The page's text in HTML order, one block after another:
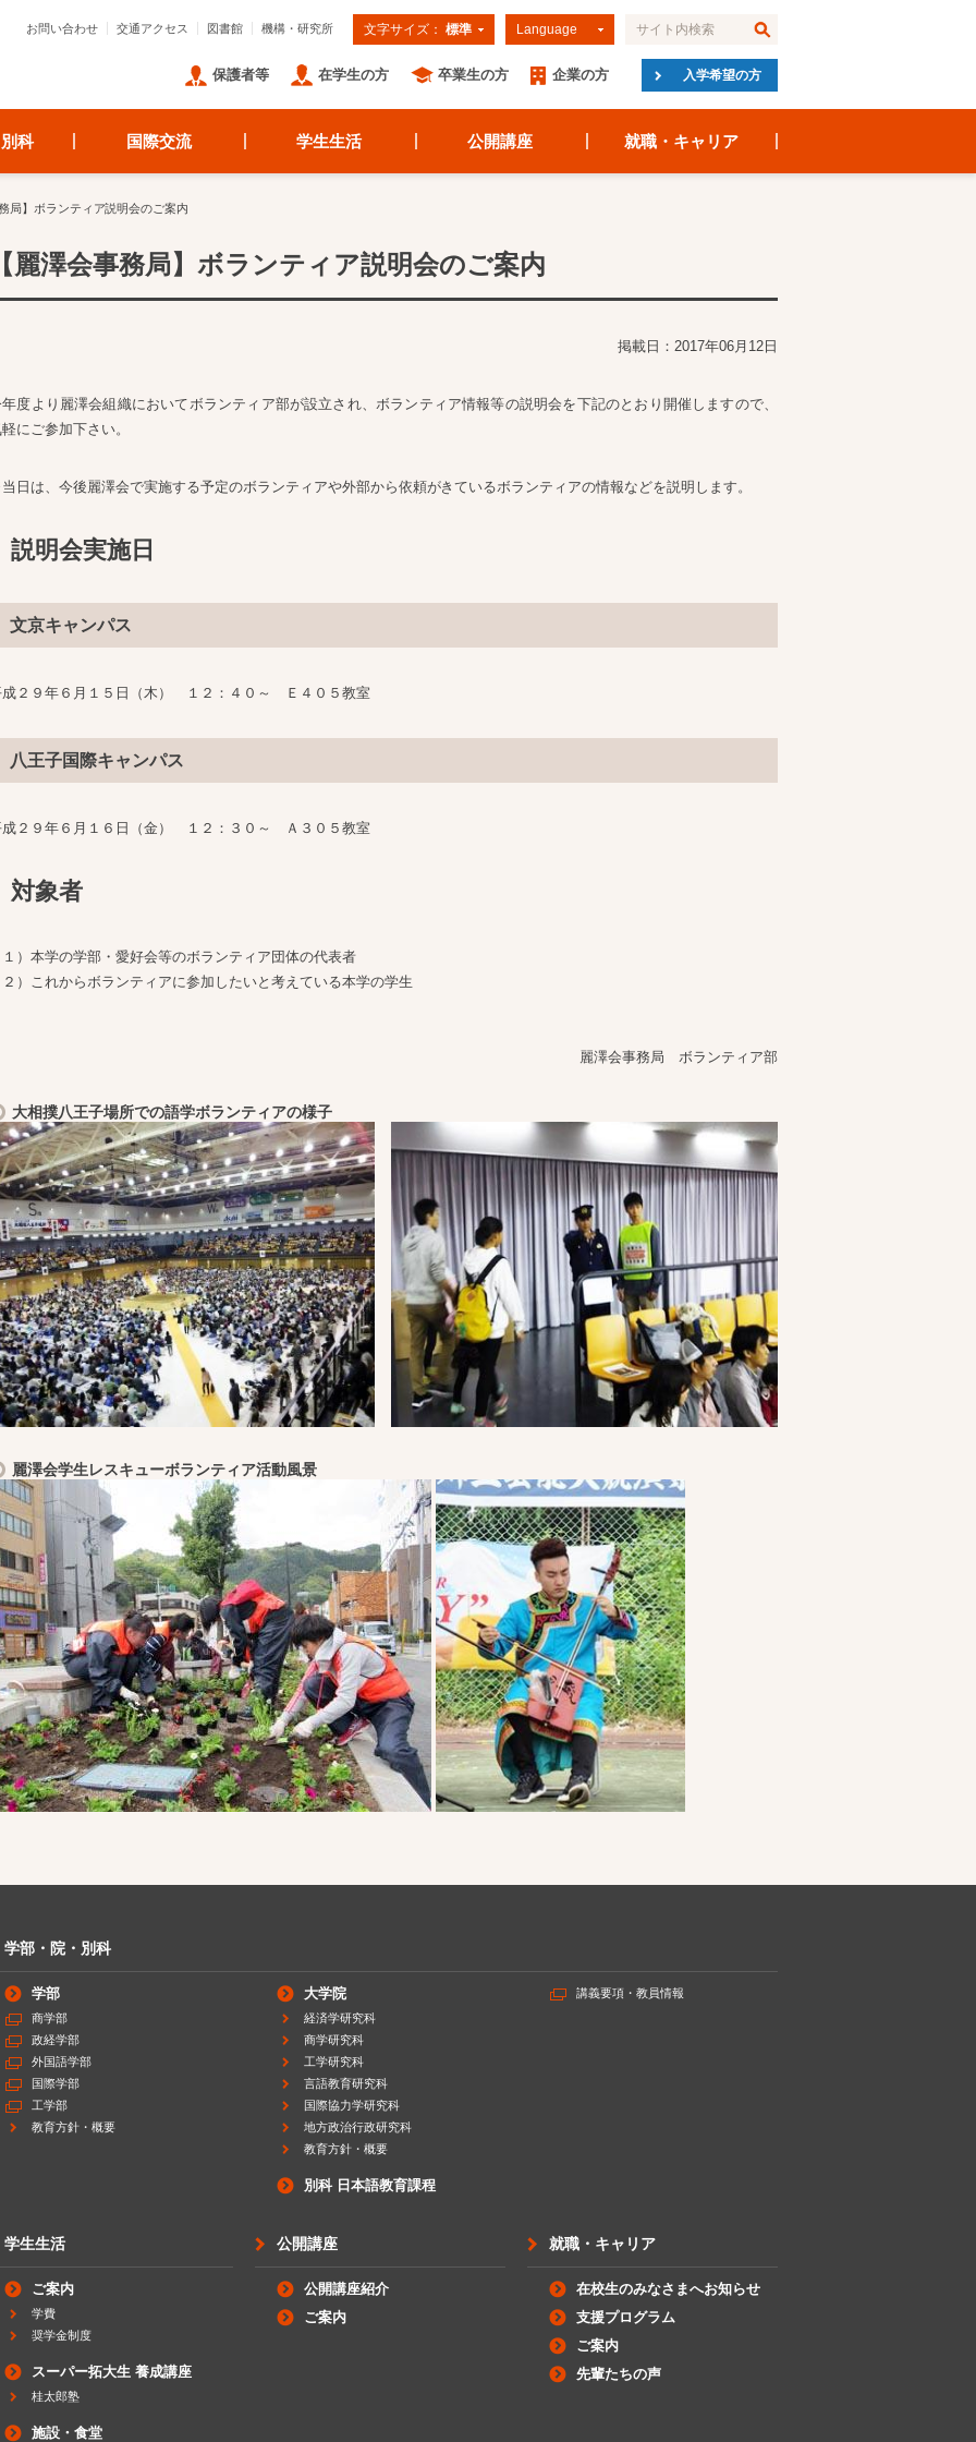
Language
文字サイズ： 標準
お問い合わせ 交通アクセス 図書館 機構・研究所
入学希望の方
保護者等 在学生の方 卒業生の方 企業の方
科 国際交流 学生生活 公開講座 就職・キャリア
局】ボランティア説明会のご案内
麗澤会事務局】ボランティア説明会のご案内
掲載日：2017年06月12日
度より麗澤会組織においてボランティア部が設立され、ボランティア情報等の説明会を下記のとおり開催しますので、
にご参加下さい。
日は、今後麗澤会で実施する予定のボランティアや外部から依頼がきているボランティアの情報などを説明します。
説明会実施日
文京キャンパス
成２９年６月１５日（木） １２：４０～ Ｅ４０５教室
八王子国際キャンパス
成２９年６月１６日（金） １２：３０～ Ａ３０５教室
対象者
）本学の学部・愛好会等のボランティア団体の代表者
）これからボランティアに参加したいと考えている本学の学生
麗澤会事務局 ボランティア部
大相撲八王子場所での語学ボランティアの様子
麗澤会学生レスキューボランティア活動風景
学部・院・別科
学部
商学部
政経学部
外国語学部
国際学部
工学部
教育方針・概要
大学院
経済学研究科
商学研究科
工学研究科
言語教育研究科
国際協力学研究科
地方政治行政研究科
教育方針・概要
別科 日本語教育課程
講義要項・教員情報
学生生活
ご案内
学費
奨学金制度
スーパー拓大生 養成講座
桂太郎塾
施設・食堂
公開講座
公開講座紹介
ご案内
就職・キャリア
在校生のみなさまへお知らせ
支援プログラム
ご案内
先輩たちの声